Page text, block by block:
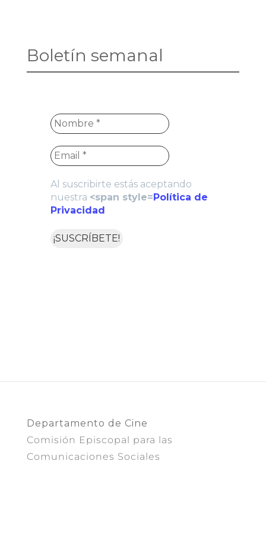
Boletín semanal
Al suscribirte estás aceptando
nuestra <span style=Política de
Privacidad
Departamento de Cine
Comisión Episcopal para las
Comunicaciones Sociales